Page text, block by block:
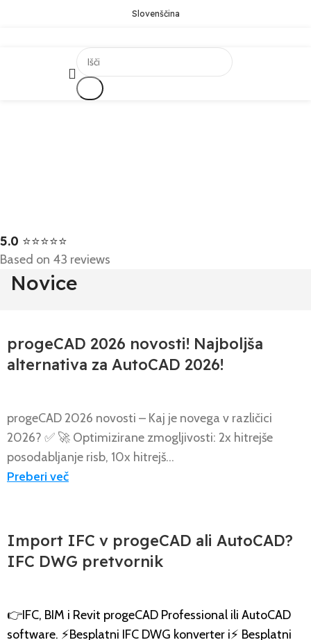
Slovenščina
5.0 ⭐⭐⭐⭐⭐
Based on 43 reviews
Novice
progeCAD 2026 novosti! Najboljša
alternativa za AutoCAD 2026!
progeCAD 2026 novosti – Kaj je novega v različici
2026? ✅ 🚀 Optimizirane zmogljivosti: 2x hitrejše
posodabljanje risb, 10x hitrejš...
Preberi več
Import IFC v progeCAD ali AutoCAD?
IFC DWG pretvornik
👉IFC, BIM i Revit progeCAD Professional ili AutoCAD
software. ⚡Besplatni IFC DWG konverter i⚡️ Besplatni